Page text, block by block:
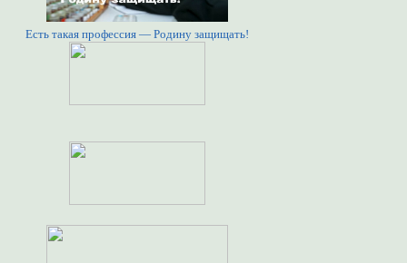
Есть такая профессия — Родину защищать!